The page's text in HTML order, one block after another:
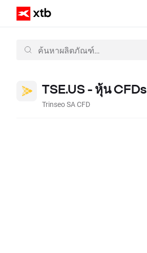
TSE.US - หุ้น CFDs
Trinseo SA CFD